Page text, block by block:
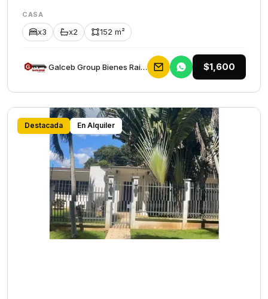
CASA
x3 x2 152 m²
Galceb Group Bienes Raices $1,600
Destacada En Alquiler